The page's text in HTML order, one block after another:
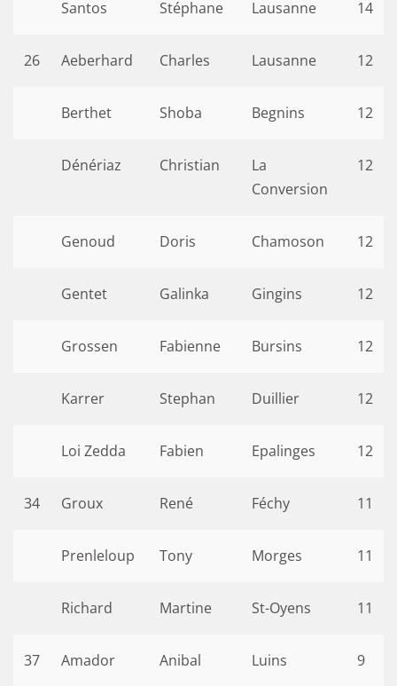
Santos Stéphane Lausanne 14
26 Aeberhard Charles Lausanne 12
Berthet Shoba Begnins 12
Dénériaz Christian
La
Conversion
12
Genoud Doris Chamoson 12
Gentet Galinka Gingins 12
Grossen Fabienne Bursins 12
Karrer Stephan Duillier 12
Loi Zedda Fabien Epalinges 12
34 Groux René Féchy 11
Prenleloup Tony Morges 11
Richard Martine St-Oyens 11
37 Amador Anibal Luins 9